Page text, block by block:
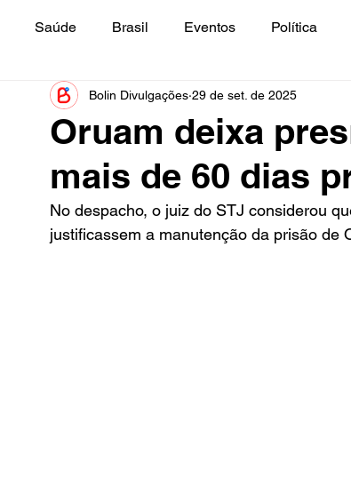
Saúde Brasil Eventos Política
Informe Publicitário Judiciário Cidades
Acidente Tecnologia Educação
Nota de Esclarecimento Fofocas
Oruam deixa
mais de 60 dias
Bolin Divulgações 29 de set. de 2025
No despacho, o juiz do STJ considerou
justificassem a manutenção da prisão de